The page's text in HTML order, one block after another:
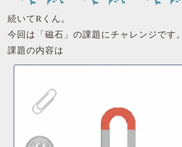
続いてRくん。
今回は「磁石」の課題にチャレンジです。
課題の内容は